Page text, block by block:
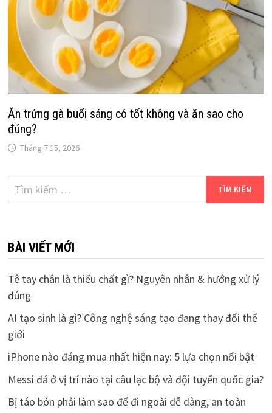
Ăn trứng gà buổi sáng có tốt không và ăn sao cho
đúng?
Tháng 7 15, 2026
Tìm
kiếm
BÀI VIẾT MỚI
Tê tay chân là thiếu chất gì? Nguyên nhân & hướng xử lý
đúng
AI tạo sinh là gì? Công nghệ sáng tạo đang thay đổi thế
giới
iPhone nào đáng mua nhất hiện nay: 5 lựa chọn nổi bật
Messi đá ở vị trí nào tại câu lạc bộ và đội tuyển quốc gia?
Bị táo bón phải làm sao để đi ngoài dễ dàng, an toàn